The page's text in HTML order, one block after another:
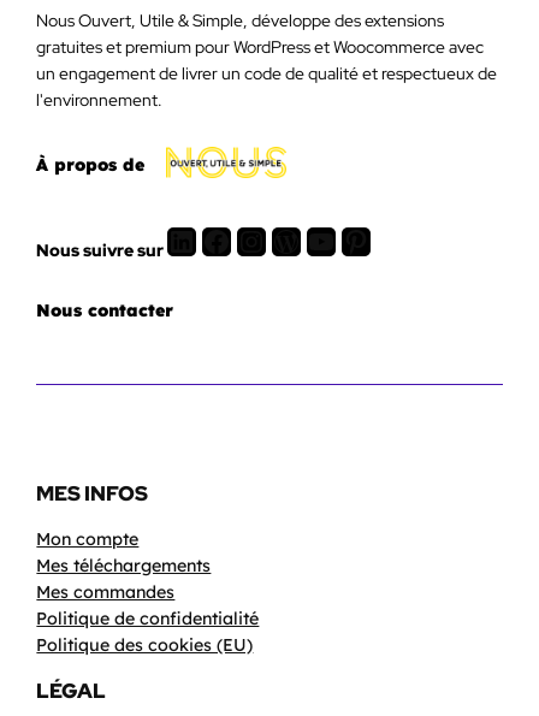
Nous Ouvert, Utile & Simple, développe des extensions
gratuites et premium pour WordPress et Woocommerce avec
un engagement de livrer un code de qualité et respectueux de
l'environnement.
À propos de
Nous suivre surLinkedIn Facebook Instagram WordPress Youtube Pinterest
Nous contacter
MES INFOS
Mon compte
Mes téléchargements
Mes commandes
Politique de confidentialité
Politique des cookies (EU)
LÉGAL